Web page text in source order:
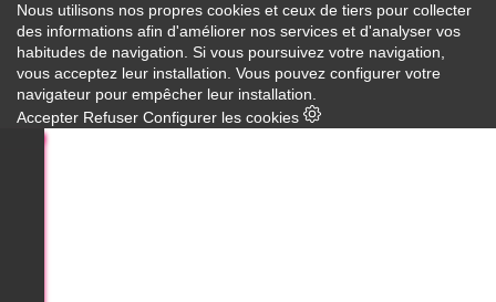
Nous utilisons nos propres cookies et ceux de tiers pour collecter
des informations afin d'améliorer nos services et d'analyser vos
habitudes de navigation. Si vous poursuivez votre navigation,
vous acceptez leur installation. Vous pouvez configurer votre
navigateur pour empêcher leur installation.
Accepter Refuser Configurer les cookies